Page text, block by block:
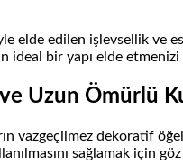
elde edilen işlevsellik ve
ideal bir yapı elde etmenizi
Uzun Ömürlü
vazgeçilmez dekoratif
sağlamak için